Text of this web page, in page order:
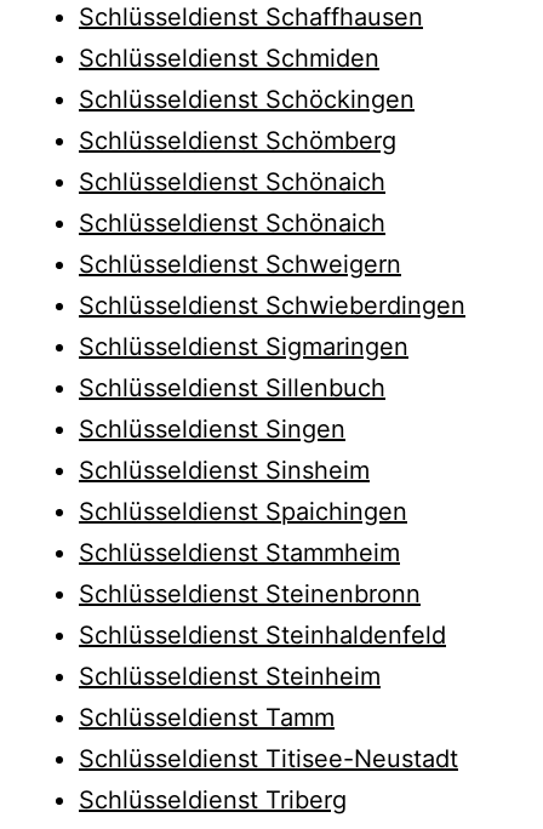
Schlüsseldienst Schaffhausen
Schlüsseldienst Schmiden
Schlüsseldienst Schöckingen
Schlüsseldienst Schömberg
Schlüsseldienst Schönaich
Schlüsseldienst Schönaich
Schlüsseldienst Schweigern
Schlüsseldienst Schwieberdingen
Schlüsseldienst Sigmaringen
Schlüsseldienst Sillenbuch
Schlüsseldienst Singen
Schlüsseldienst Sinsheim
Schlüsseldienst Spaichingen
Schlüsseldienst Stammheim
Schlüsseldienst Steinenbronn
Schlüsseldienst Steinhaldenfeld
Schlüsseldienst Steinheim
Schlüsseldienst Tamm
Schlüsseldienst Titisee-Neustadt
Schlüsseldienst Triberg